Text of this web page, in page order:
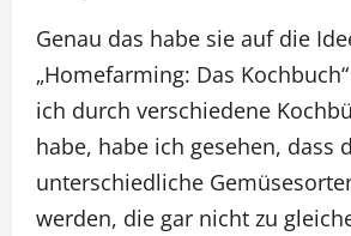
Genau das habe sie auf die
„Homefarming: Das
ich durch verschiedene
habe, habe ich gesehen, dass
unterschiedliche
werden, die gar nicht zu